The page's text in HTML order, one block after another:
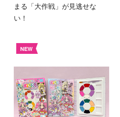
まる「大作戦」が見逃せな
い！
NEW